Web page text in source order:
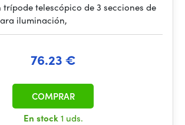
trípode telescópico de 3 secciones de
iluminación,
76.23 €
En stock1 uds.
COMPRAR